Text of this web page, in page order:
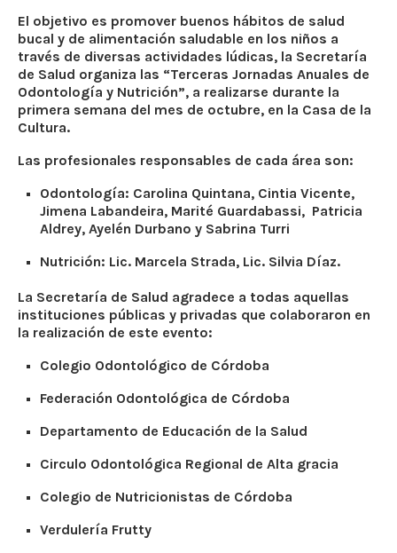
El objetivo es promover buenos hábitos de salud
bucal y de alimentación saludable en los niños a
través de diversas actividades lúdicas, la Secretaría
de Salud organiza las “Terceras Jornadas Anuales de
Odontología y Nutrición”, a realizarse durante la
primera semana del mes de octubre, en la Casa de la
Cultura.
Las profesionales responsables de cada área son:
Odontología: Carolina Quintana, Cintia Vicente,
Jimena Labandeira, Marité Guardabassi, Patricia
Aldrey, Ayelén Durbano y Sabrina Turri
Nutrición: Lic. Marcela Strada, Lic. Silvia Díaz.
La Secretaría de Salud agradece a todas aquellas
instituciones públicas y privadas que colaboraron en
la realización de este evento:
Colegio Odontológico de Córdoba
Federación Odontológica de Córdoba
Departamento de Educación de la Salud
Circulo Odontológica Regional de Alta gracia
Colegio de Nutricionistas de Córdoba
Verdulería Frutty